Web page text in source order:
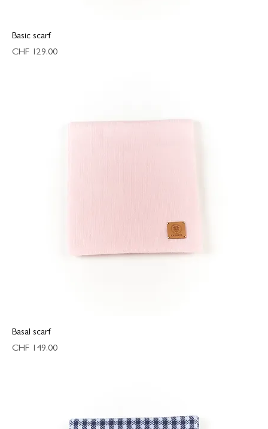
Basic scarf
Preis
CHF 129.00
Basal scarf
Preis
CHF 149.00